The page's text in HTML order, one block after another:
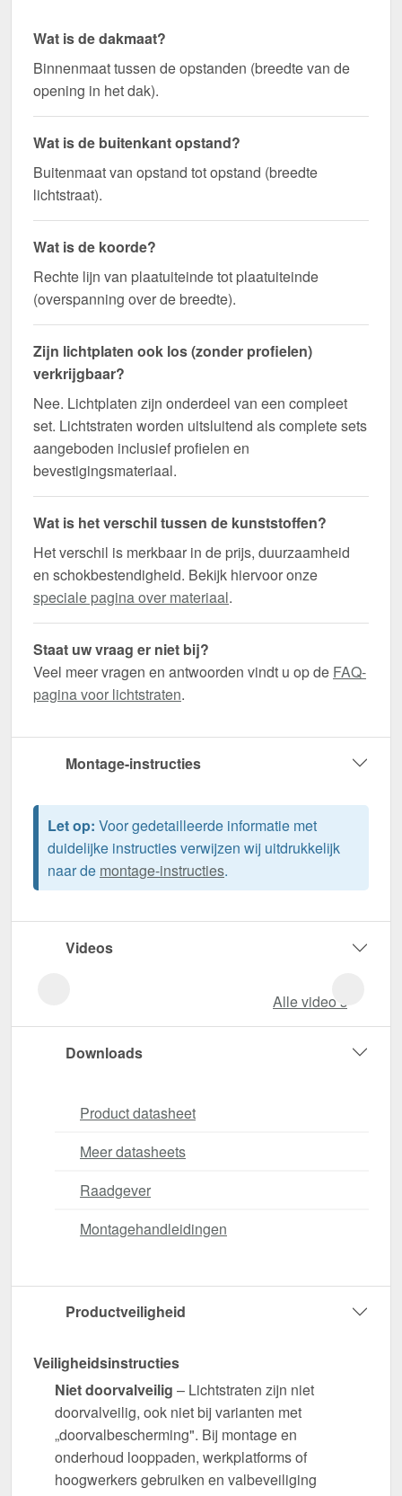
Wat is de dakmaat?
Binnenmaat tussen de opstanden (breedte van de
opening in het dak).
Wat is de buitenkant opstand?
Buitenmaat van opstand tot opstand (breedte
lichtstraat).
Wat is de koorde?
Rechte lijn van plaatuiteinde tot plaatuiteinde
(overspanning over de breedte).
Zijn lichtplaten ook los (zonder profielen)
verkrijgbaar?
Nee. Lichtplaten zijn onderdeel van een compleet
set. Lichtstraten worden uitsluitend als complete sets
aangeboden inclusief profielen en
bevestigingsmateriaal.
Wat is het verschil tussen de kunststoffen?
Het verschil is merkbaar in de prijs, duurzaamheid
en schokbestendigheid. Bekijk hiervoor onze
speciale pagina over materiaal.
Staat uw vraag er niet bij?
Veel meer vragen en antwoorden vindt u op de FAQ-
pagina voor lichtstraten.
Montage-instructies
Let op: Voor gedetailleerde informatie met
duidelijke instructies verwijzen wij uitdrukkelijk
naar de montage-instructies.
Videos
Alle video‘s
Downloads
Product datasheet
Meer datasheets
Raadgever
Montagehandleidingen
Productveiligheid
Veiligheidsinstructies
Niet doorvalveilig – Lichtstraten zijn niet
doorvalveilig, ook niet bij varianten met
„doorvalbescherming". Bij montage en
onderhoud looppaden, werkplatforms of
hoogwerkers gebruiken en valbeveiliging